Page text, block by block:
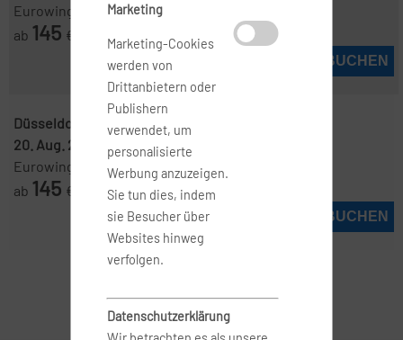
Eurowings
ab 145 €
JETZT BUCHEN
Düsseldorf ( DUS )
Nizza ( NCE )
20. Aug. 2026
2. Sep. 2026
Eurowings
ab 145 €
JETZT BUCHEN
Marketing
Marketing-Cookies
werden von
Drittanbietern oder
Publishern
verwendet, um
personalisierte
Werbung anzuzeigen.
Sie tun dies, indem
sie Besucher über
Websites hinweg
verfolgen.
Datenschutzerklärung